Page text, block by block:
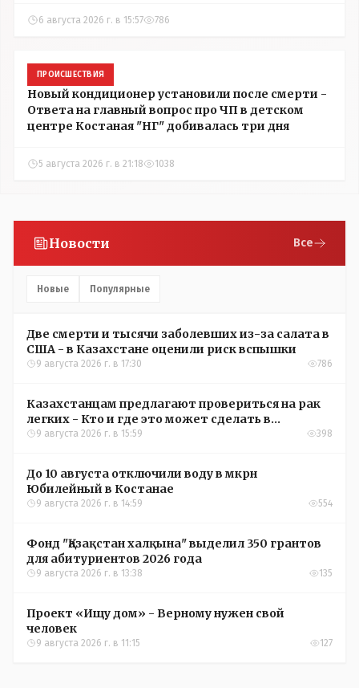
6 августа 2026 г. в 15:57 786
ПРОИСШЕСТВИЯ
Новый кондиционер установили после смерти -
Ответа на главный вопрос про ЧП в детском
центре Костаная "НГ" добивалась три дня
5 августа 2026 г. в 21:18 1038
Новости Все
Новые Популярные
Две смерти и тысячи заболевших из-за салата в
США - в Казахстане оценили риск вспышки
9 августа 2026 г. в 17:30 786
Казахстанцам предлагают провериться на рак
легких - Кто и где это может сделать в
Костанайской области
9 августа 2026 г. в 15:59 398
До 10 августа отключили воду в мкрн
Юбилейный в Костанае
9 августа 2026 г. в 14:59 554
Фонд "Қазақстан халқына" выделил 350 грантов
для абитуриентов 2026 года
9 августа 2026 г. в 13:38 135
Проект «Ищу дом» - Верному нужен свой
человек
9 августа 2026 г. в 11:15 127